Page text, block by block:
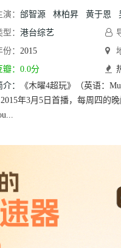
演： 邰智源 林柏昇 黄于恩
型： 港台综艺
制
份： 2015
瓣：0.0分
介：
《木曜4超玩》（英语：
2015年3月5日首播，每周四的